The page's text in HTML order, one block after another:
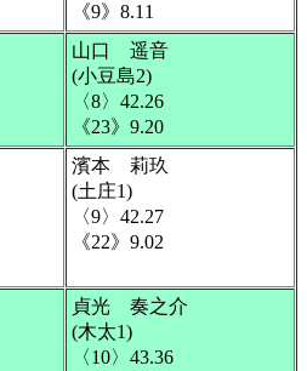
《9》8.11
山口 遥音
(小豆島2)
〈8〉42.26
《23》9.20
濱本 莉玖
(土庄1)
〈9〉42.27
《22》9.02
貞光 奏之介
(木太1)
〈10〉43.36